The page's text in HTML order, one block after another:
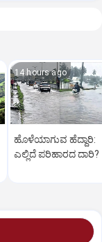
14 hours ago
ಹೊಳೆಯಾಗುವ ಹೆದ್ದಾರಿ:
ಎಲ್ಲಿದೆ ಪರಿಹಾರದ ದಾರಿ?